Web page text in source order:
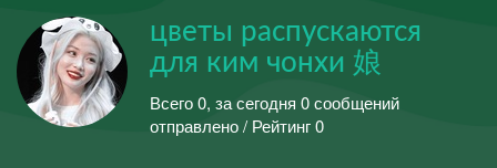
цветы распускаются
для ким чонхи 娘
Всего 0, за сегодня 0 сообщений
отправлено / Рейтинг 0